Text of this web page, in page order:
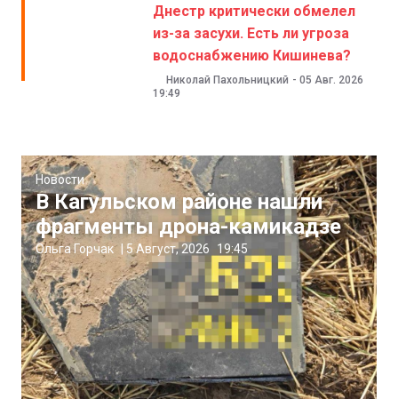
Днестр критически обмелел
из-за засухи. Есть ли угроза
водоснабжению Кишинева?
Николай Пахольницкий - 05 Авг. 2026
19:49
Новости
В Кагульском районе нашли
фрагменты дрона-камикадзе
Ольга Горчак 5 Август, 2026 19:45